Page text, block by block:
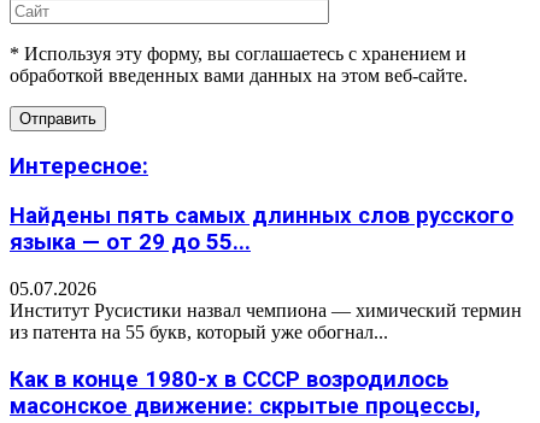
* Используя эту форму, вы соглашаетесь с хранением и
обработкой введенных вами данных на этом веб-сайте.
Интересное:
Найдены пять самых длинных слов русского
языка — от 29 до 55...
05.07.2026
Институт Русистики назвал чемпиона — химический термин
из патента на 55 букв, который уже обогнал...
Как в конце 1980-х в СССР возродилось
масонское движение: скрытые процессы,